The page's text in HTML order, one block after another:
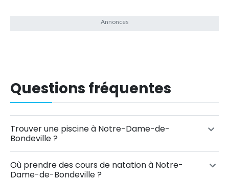
Questions fréquentes
Trouver une piscine à Notre-Dame-de-
Bondeville ?
Où prendre des cours de natation à Notre-
Dame-de-Bondeville ?